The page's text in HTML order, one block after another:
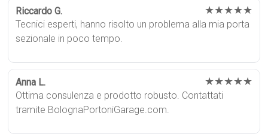
Riccardo G. ★★★★★
Tecnici esperti, hanno risolto un problema alla mia porta
sezionale in poco tempo.
Anna L. ★★★★★
Ottima consulenza e prodotto robusto. Contattati
tramite BolognaPortoniGarage.com.